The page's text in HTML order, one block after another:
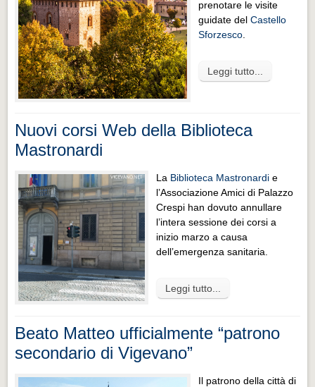
prenotare le visite
guidate del Castello
Sforzesco.
Leggi tutto...
Nuovi corsi Web della Biblioteca
Mastronardi
La Biblioteca Mastronardie
l’Associazione Amici di Palazzo
Crespi han dovuto annullare
l’intera sessione dei corsi a
inizio marzo a causa
dell’emergenza sanitaria.
Leggi tutto...
Beato Matteo ufficialmente “patrono
secondario di Vigevano”
Il patrono della città di